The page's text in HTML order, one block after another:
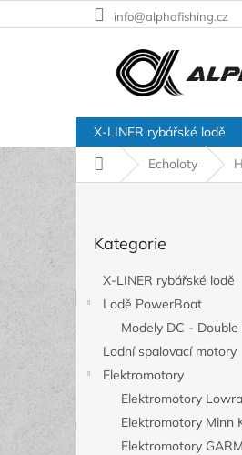
na
info@alphafishing.cz
X-LINER rybářské lodě
Domů
Echoloty
kategorie
Kategorie
X-LINER rybářské lodě
Lodě PowerBoat
Modely DC - Double
Lodní spalovací motory
Elektromotory
Elektromotory
Elektromotory Minn
Elektromotory